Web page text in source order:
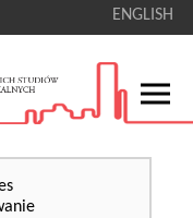
ENGLISH